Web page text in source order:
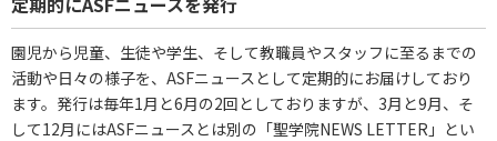
園児から児童、生徒や学生、そして教職員やスタッフに至るまでの
活動や日々の様子を、ASFニュースとして定期的にお届けしており
ます。発行は毎年1月と6月の2回としておりますが、3月と9月、そ
して12月にはASFニュースとは別の「聖学院NEWS LETTER」とい